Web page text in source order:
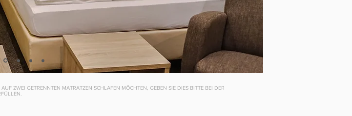
ZWEI GETRENNTEN MATRATZEN SCHLAFEN MÖCHTEN, GEBEN SIE DIES BITTE BEI DER